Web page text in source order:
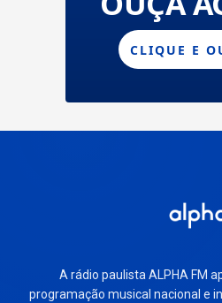
A rádio paulista ALPHA FM
programação musical nacional e